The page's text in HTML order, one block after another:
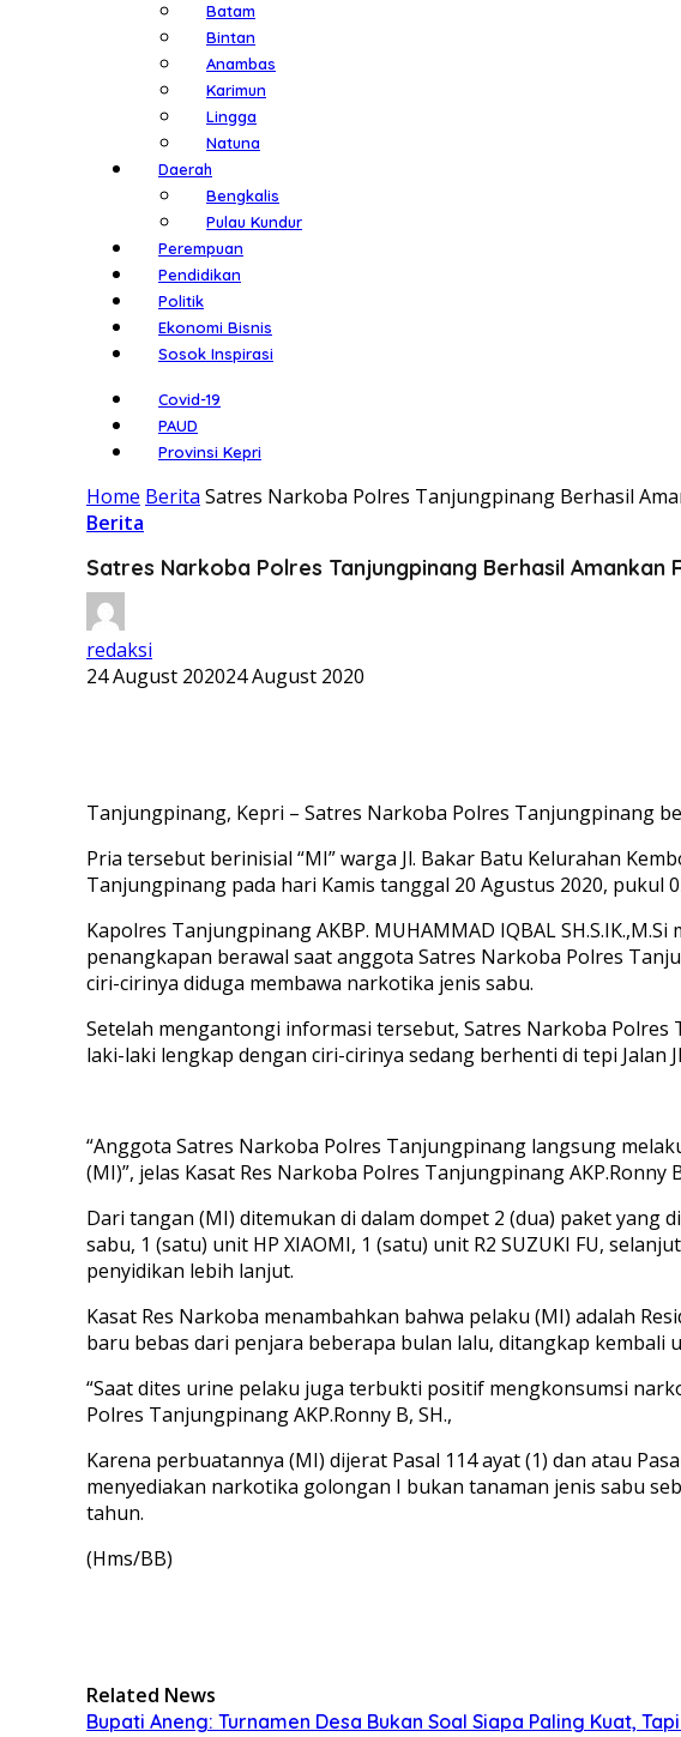
Batam
Bintan
Anambas
Karimun
Lingga
Natuna
Daerah
Bengkalis
Pulau Kundur
Perempuan
Pendidikan
Politik
Ekonomi Bisnis
Sosok Inspirasi
Covid-19
PAUD
Provinsi Kepri
Home Berita Satres Narkoba Polres Tanjungpinang Berhasil
Berita
Satres Narkoba Polres Tanjungpinang Berhasil Amankan
redaksi
24 August 202024 August 2020
Tanjungpinang, Kepri – Satres Narkoba Polres Tanjungpinang
Pria tersebut berinisial “MI” warga Jl. Bakar Batu Kelurahan
Tanjungpinang pada hari Kamis tanggal 20 Agustus 2020, pukul
Kapolres Tanjungpinang AKBP. MUHAMMAD IQBAL
penangkapan berawal saat anggota Satres Narkoba Polres
ciri-cirinya diduga membawa narkotika jenis sabu.
Setelah mengantongi informasi tersebut, Satres Narkoba
laki-laki lengkap dengan ciri-cirinya sedang berhenti di tepi
“Anggota Satres Narkoba Polres Tanjungpinang langsung
(MI)”, jelas Kasat Res Narkoba Polres Tanjungpinang AKP.Ronny
Dari tangan (MI) ditemukan di dalam dompet 2 (dua) paket
sabu, 1 (satu) unit HP XIAOMI, 1 (satu) unit R2 SUZUKI FU,
penyidikan lebih lanjut.
Kasat Res Narkoba menambahkan bahwa pelaku (MI) adalah
baru bebas dari penjara beberapa bulan lalu, ditangkap kembali
“Saat dites urine pelaku juga terbukti positif mengkonsumsi
Polres Tanjungpinang AKP.Ronny B, SH.,
Karena perbuatannya (MI) dijerat Pasal 114 ayat (1) dan atau
menyediakan narkotika golongan I bukan tanaman jenis sabu
tahun.
(Hms/BB)
Related News
Bupati Aneng: Turnamen Desa Bukan Soal Siapa Paling Kuat,